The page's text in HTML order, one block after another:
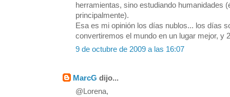
herramientas, sino estudiando humanidades
principalmente).
Esa es mi opinión los días nublos... los días
convertiremos el mundo en un lugar mejor, y
9 de octubre de 2009 a las 16:07
MarcG dijo...
@Lorena,